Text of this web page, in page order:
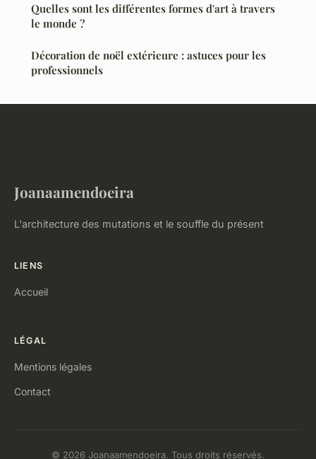
Quelles sont les différentes formes d'art à travers
le monde ?
Décoration de noël extérieure : astuces pour les
professionnels
Joanaamendoeira
L'architecture des mutations et le souffle du présent
LIENS
Accueil
LÉGAL
Mentions légales
Contact
© 2026 Joanaamendoeira. Tous droits réservés.